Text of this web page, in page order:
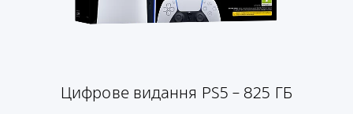
Цифрове видання PS5 – 825 ГБ